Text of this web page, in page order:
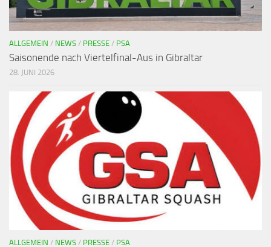
ALLGEMEIN / NEWS / PRESSE / PSA
Saisonende nach Viertelfinal-Aus in Gibraltar
28. JUNI 2026
ALLGEMEIN / NEWS / PRESSE / PSA